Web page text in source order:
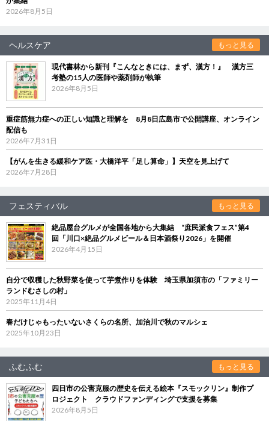
2026年8月5日
ヘルスケア もっと見る
現代書林から新刊『こんなときには、まず、漢方！』 漢方三
考塾の15人の医師や薬剤師が執筆
2026年8月5日
重症筋無力症への正しい知識と理解を 8月8日広島市で公開講座、オンライン
配信も
2026年7月31日
【がんを生きる緩和ケア医・大橋洋平「足し算命」】天空を見上げて
2026年7月28日
フェスティバル もっと見る
絶品屋台グルメが全国各地から大集結 “庶民派食フェス”第4
回「川口×絶品グルメビール＆日本酒祭り2026」を開催
2026年4月15日
自分で収穫した秋野菜を使って芋煮作りを体験 埼玉県加須市の「ファミリー
ランドむさしの村」
2025年11月4日
春だけじゃもったいないさくらの名所、加治川で秋のマルシェ
2025年10月23日
ふむふむ もっと見る
四日市の公害克服の歴史を伝える絵本『スモックリン』制作プ
ロジェクト クラウドファンディングで支援を募集
2026年8月5日